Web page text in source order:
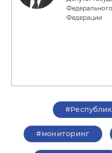
Федерации
#мониторинг